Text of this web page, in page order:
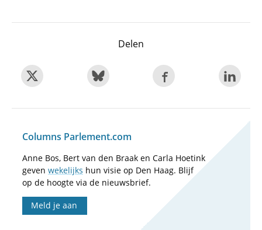
Delen
Columns Parlement.com
Anne Bos, Bert van den Braak en Carla Hoetink
geven wekelijks hun visie op Den Haag. Blijf
op de hoogte via de nieuwsbrief.
Meld je aan